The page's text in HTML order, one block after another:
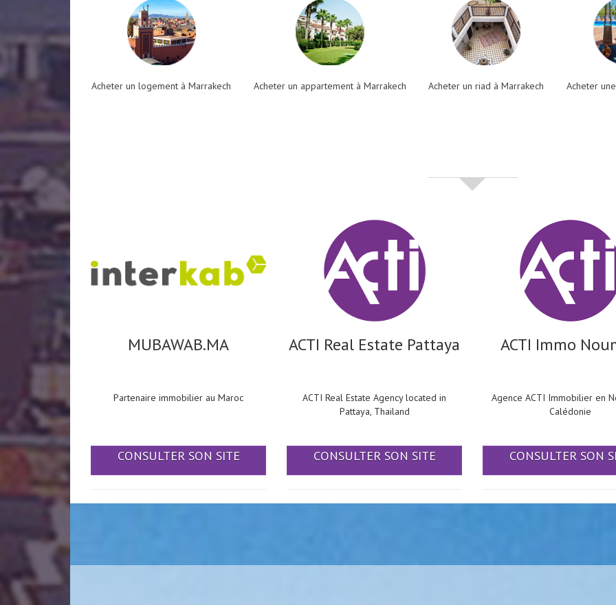
Acheter un logement à Marrakech Acheter un appartement à Marrakech Acheter un riad à Marrakech Acheter
MUBAWAB.MA
Partenaire immobilier au Maroc
CONSULTER SON SITE
ACTI Real Estate Pattaya
ACTI Real Estate Agency located in
Pattaya, Thailand
CONSULTER SON SITE
ACTI Immo
Agence ACTI Immobilier en
Calédonie
CONSULTER SON